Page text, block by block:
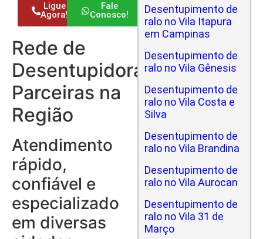
Ligue
Agora!
Fale
Conosco!
Rede de
Desentupidoras
Parceiras na
Região
Atendimento
rápido,
confiável e
especializado
em diversas
Desentupimento de
ralo no Vila Itapura
em Campinas
Desentupimento de
ralo no Vila Gênesis
Desentupimento de
ralo no Vila Costa e
Silva
Desentupimento de
ralo no Vila Brandina
Desentupimento de
ralo no Vila Aurocan
Desentupimento de
ralo no Vila 31 de
Março